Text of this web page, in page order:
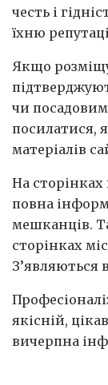
честь і
їхню
Якщо
чи
посилатися,
матеріалів
На
повна
мешканців.
сторінках
З’являються
якісній,
вичерпна